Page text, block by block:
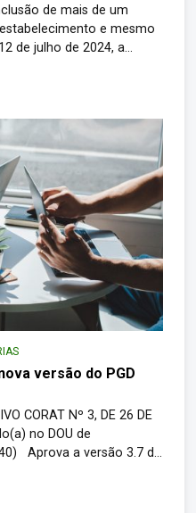
de mais de um
e mesmo
de julho de 2024, a
versão 3.7b do Programa
e Créditos Tributários
versão do PGD
CORAT Nº 3, DE 26 DE
no DOU de
Aprova a versão 3.7 do
de Débitos e Créditos